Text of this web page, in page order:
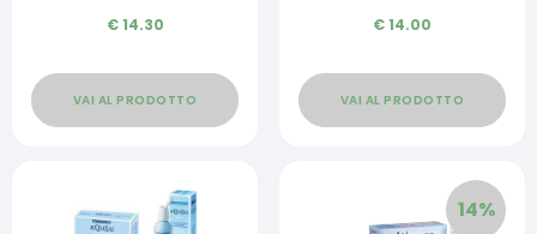
€14.30
VAI AL PRODOTTO
€14.00
VAI AL PRODOTTO
14%